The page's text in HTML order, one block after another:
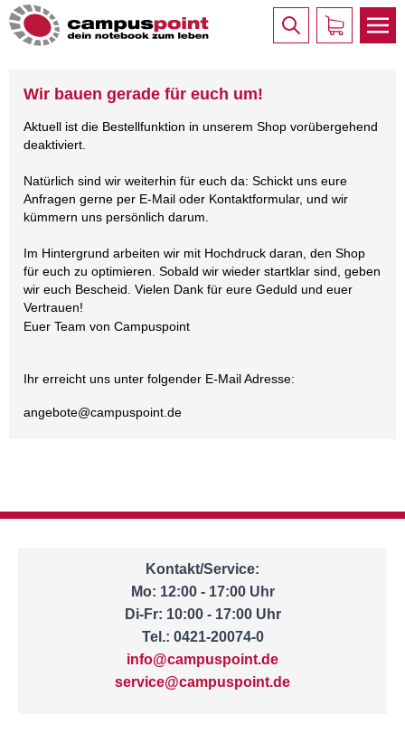
Wir bauen gerade für euch um!
Aktuell ist die Bestellfunktion in unserem Shop vorübergehend
deaktiviert.
Natürlich sind wir weiterhin für euch da: Schickt uns eure
Anfragen gerne per E-Mail oder Kontaktformular, und wir
kümmern uns persönlich darum.
Im Hintergrund arbeiten wir mit Hochdruck daran, den Shop
für euch zu optimieren. Sobald wir wieder startklar sind, geben
wir euch Bescheid. Vielen Dank für eure Geduld und euer
Vertrauen!
Euer Team von Campuspoint
Ihr erreicht uns unter folgender E-Mail Adresse:
angebote@campuspoint.de
Kontakt/Service:
Mo: 12:00 - 17:00 Uhr
Di-Fr: 10:00 - 17:00 Uhr
Tel.: 0421-20074-0
info@campuspoint.de
service@campuspoint.de